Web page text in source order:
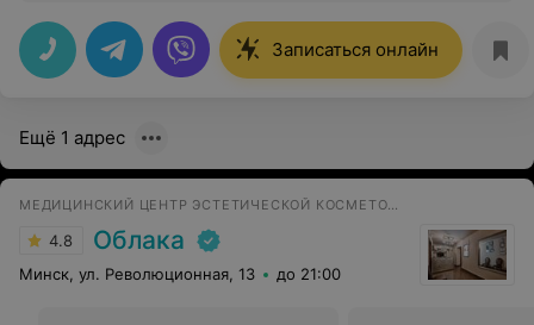
решение моих медицинских проблем. До этого многие
врачи не могли определить причину и долгое время
искали. Благодаря профессионализму и
внимательному подходу Георгия, помог мне выявить
возможность доверить здоровье именно ему. Это
Записаться онлайн
Ещё 1 адрес
МЕДИЦИНСКИЙ ЦЕНТР ЭСТЕТИЧЕСКОЙ КОСМЕТОЛОГИИ И ГИНЕКОЛОГИИ
4.8 Облака
Минск, ул. Революционная, 13 до 21:00